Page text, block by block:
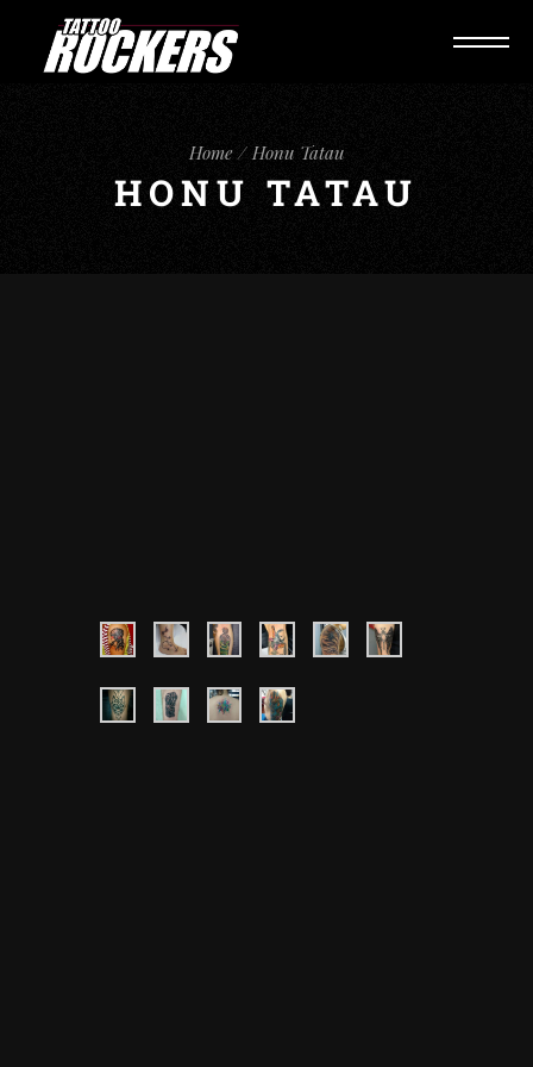
Home Honu Tatau
HONU TATAU